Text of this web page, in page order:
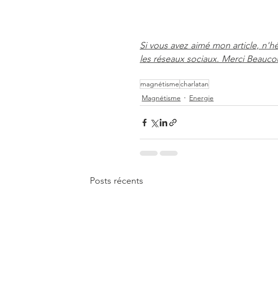
Si vous avez aimé mon article,
les réseaux sociaux. Merci
magnétismecharlatan
Magnétisme
Energie
Posts récents